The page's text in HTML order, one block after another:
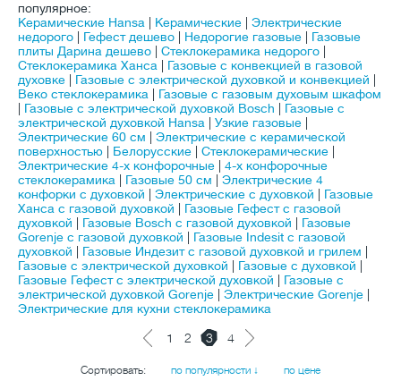
популярное:
Керамические Hansa
Керамические
Электрические
недорого
Гефест дешево Недорогие газовые
Газовые
плиты Дарина дешево
Стеклокерамика недорого
Стеклокерамика Ханса
Газовые с конвекцией в газовой
духовке
Газовые с электрической духовкой и конвекцией
Веко стеклокерамика
Газовые с газовым духовым шкафом
Газовые с электрической духовкой Bosch
Газовые с
электрической духовкой Hansa
Узкие газовые
Электрические 60 см
Электрические с керамической
поверхностью
Белорусские Стеклокерамические
Электрические 4-х конфорочные
4-х конфорочные
стеклокерамика
Газовые 50 см
Электрические 4
конфорки с духовкой
Электрические с духовкой
Газовые
Ханса с газовой духовкой
Газовые Гефест с газовой
духовкой
Газовые Bosch с газовой духовкой
Газовые
Gorenje с газовой духовкой
Газовые Indesit с газовой
духовкой
Газовые Индезит с газовой духовкой и грилем
Газовые с электрической духовкой
Газовые с духовкой
Газовые Гефест с электрической духовкой
Газовые с
электрической духовкой Gorenje
Электрические Gorenje
Электрические для кухни стеклокерамика
1 2 3 4
Сортировать: по популярности ↓ по цене